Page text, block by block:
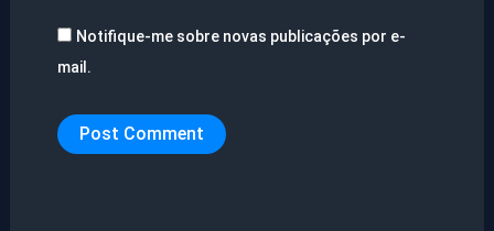
Notifique-me sobre novas publicações por e-
mail.